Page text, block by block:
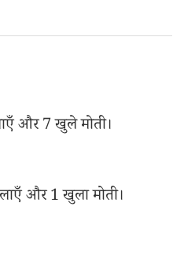
और 7 खुले मोती।
और 1 खुला मोती।